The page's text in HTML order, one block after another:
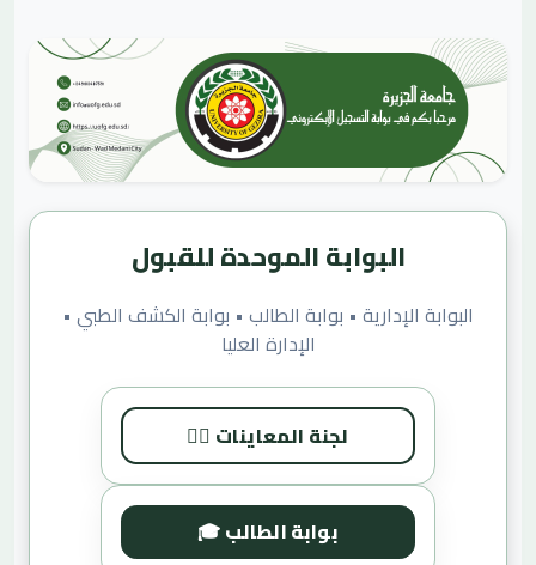
البوابة الموحدة للقبول
البوابة الإدارية • بوابة الطالب • بوابة الكشف الطبي •
الإدارة العليا
🧑‍⚖️ لجنة المعاينات
🎓 بوابة الطالب